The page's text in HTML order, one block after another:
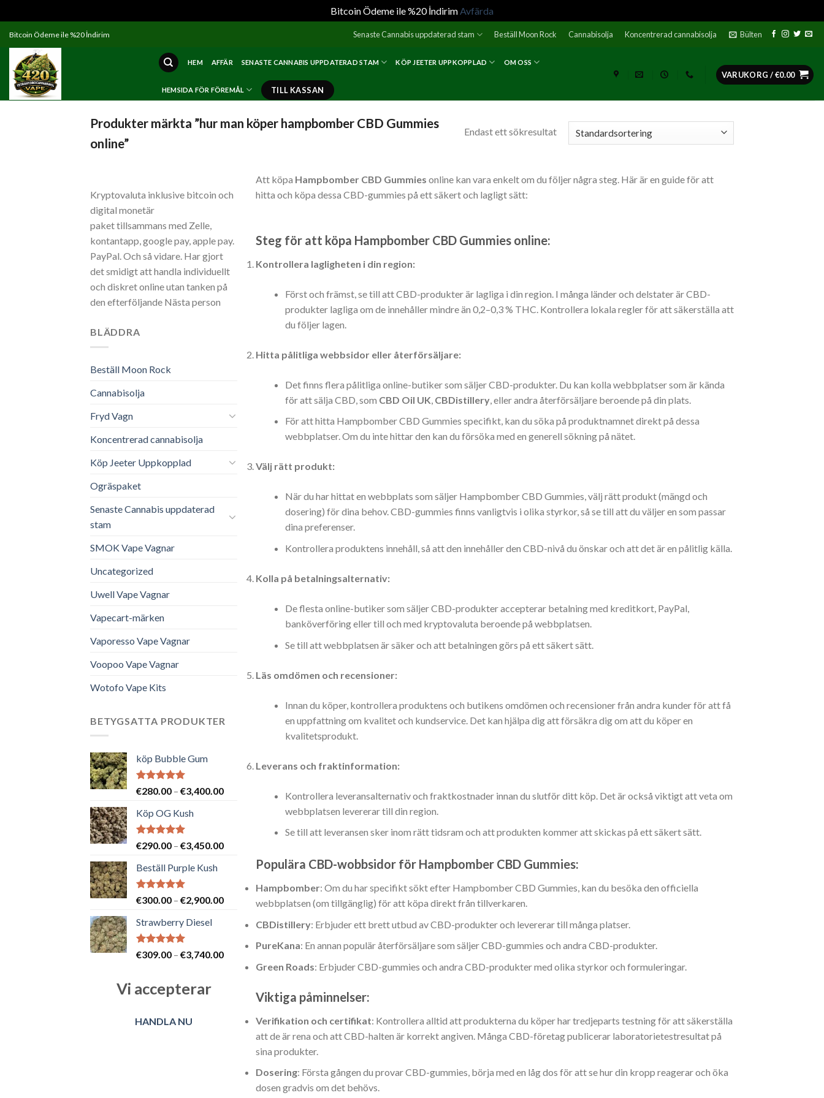
Bitcoin Ödeme ile %20 İndirimAvfärda
content
Bitcoin Ödeme ile %20 İndirim Senaste Cannabis uppdaterad stam Beställ Moon Rock Cannabisolja Koncentrerad cannabisolja Bülten
HEM AFFÄR SENASTE CANNABIS UPPDATERAD STAM KÖP JEETER UPPKOPPLAD OM OSS
HEMSIDA FÖR FÖREMÅL TILL KASSAN
VARUKORG /€0.00
Produkter märkta ”hur man köper hampbomber CBD Gummies
online”
Endast ett sökresultat
Kryptovaluta inklusive bitcoin och
digital monetär
paket tillsammans med Zelle,
kontantapp, google pay, apple pay.
PayPal. Och så vidare. Har gjort
det smidigt att handla individuellt
och diskret online utan tanken på
den efterföljande Nästa person
BLÄDDRA
Beställ Moon Rock
Cannabisolja
Fryd Vagn
Koncentrerad cannabisolja
Köp Jeeter Uppkopplad
Ogräspaket
Senaste Cannabis uppdaterad
stam
SMOK Vape Vagnar
Uncategorized
Uwell Vape Vagnar
Vapecart-märken
Vaporesso Vape Vagnar
Voopoo Vape Vagnar
Wotofo Vape Kits
BETYGSATTA PRODUKTER
köp Bubble Gum
Betygsatt
€280.00 – €3,400.00Prisintervall:
Köp OG Kush
Betygsatt
€290.00 – €3,450.00Prisintervall:
€290.00
€3,450.00
Beställ Purple Kush
Betygsatt
€300.00 – €2,900.00Prisintervall:
Strawberry Diesel
Betygsatt
€309.00 – €3,740.00Prisintervall:
€309.00
€3,740.00
Vi accepterar
HANDLA NU
Att köpa Hampbomber CBD Gummies online kan vara enkelt om du följer några steg. Här är en guide för att
hitta och köpa dessa CBD-gummies på ett säkert och lagligt sätt:
Steg för att köpa Hampbomber CBD Gummies online:
Kontrollera lagligheten i din region:
Först och främst, se till att CBD-produkter är lagliga i din region. I många länder och delstater är CBD-
produkter lagliga om de innehåller mindre än 0,2–0,3 % THC. Kontrollera lokala regler för att säkerställa att
du följer lagen.
Hitta pålitliga webbsidor eller återförsäljare:
Det finns flera pålitliga online-butiker som säljer CBD-produkter. Du kan kolla webbplatser som är kända
för att sälja CBD, som CBD Oil UK CBDistillery , eller andra återförsäljare beroende på din plats.
För att hitta Hampbomber CBD Gummies specifikt, kan du söka på produktnamnet direkt på dessa
webbplatser. Om du inte hittar den kan du försöka med en generell sökning på nätet.
Välj rätt produkt:
När du har hittat en webbplats som säljer Hampbomber CBD Gummies, välj rätt produkt (mängd och
dosering) för dina behov. CBD-gummies finns vanligtvis i olika styrkor, så se till att du väljer en som passar
dina preferenser.
Kontrollera produktens innehåll, så att den innehåller den CBD-nivå du önskar och att det är en pålitlig källa.
Kolla på betalningsalternativ:
De flesta online-butiker som säljer CBD-produkter accepterar betalning med kreditkort, PayPal,
banköverföring eller till och med kryptovaluta beroende på webbplatsen.
Se till att webbplatsen är säker och att betalningen görs på ett säkert sätt.
Läs omdömen och recensioner:
Innan du köper, kontrollera produktens och butikens omdömen och recensioner från andra kunder för att få
en uppfattning om kvalitet och kundservice. Det kan hjälpa dig att försäkra dig om att du köper en
kvalitetsprodukt.
Leverans och fraktinformation:
Kontrollera leveransalternativ och fraktkostnader innan du slutför ditt köp. Det är också viktigt att veta om
webbplatsen levererar till din region.
Se till att leveransen sker inom rätt tidsram och att produkten kommer att skickas på ett säkert sätt.
Populära CBD-wobbsidor för Hampbomber CBD Gummies:
Hampbomber: Om du har specifikt sökt efter Hampbomber CBD Gummies, kan du besöka den officiella
webbplatsen (om tillgänglig) för att köpa direkt från tillverkaren.
CBDistillery: Erbjuder ett brett utbud av CBD-produkter och levererar till många platser.
PureKana: En annan populär återförsäljare som säljer CBD-gummies och andra CBD-produkter.
Green Roads: Erbjuder CBD-gummies och andra CBD-produkter med olika styrkor och formuleringar.
Viktiga påminnelser:
Verifikation och certifikat: Kontrollera alltid att produkterna du köper har tredjeparts testning för att säkerställa
att de är rena och att CBD-halten är korrekt angiven. Många CBD-företag publicerar laboratorietestresultat på
sina produkter.
Dosering: Första gången du provar CBD-gummies, börja med en låg dos för att se hur din kropp reagerar och öka
dosen gradvis om det behövs.